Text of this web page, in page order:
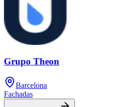
Grupo Theon
Barcelona
Fachadas